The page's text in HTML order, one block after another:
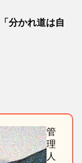
分かれ道は自
管
理
人